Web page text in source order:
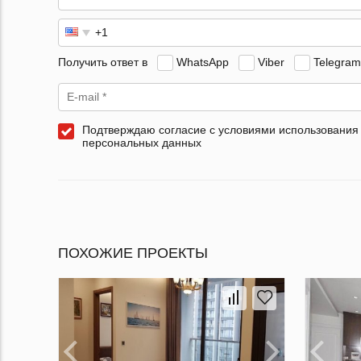
Получить ответ в WhatsApp Viber Telegram
Подтверждаю согласие с условиями использования
персональных данных
ПОХОЖИЕ ПРОЕКТЫ